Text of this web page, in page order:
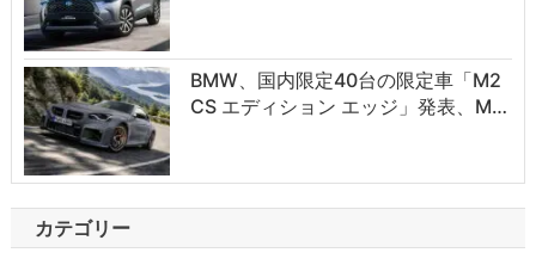
BMW、国内限定40台の限定車「M2
CS エディション エッジ」発表、M…
カテゴリー